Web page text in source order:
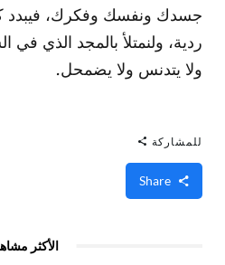
جسدك ونفسك وفكرك،
ردية، ولنمتلأ بالمجد الذي في
ولا يتدنس ولا يضمحل.
للمشاركة
الأكثر